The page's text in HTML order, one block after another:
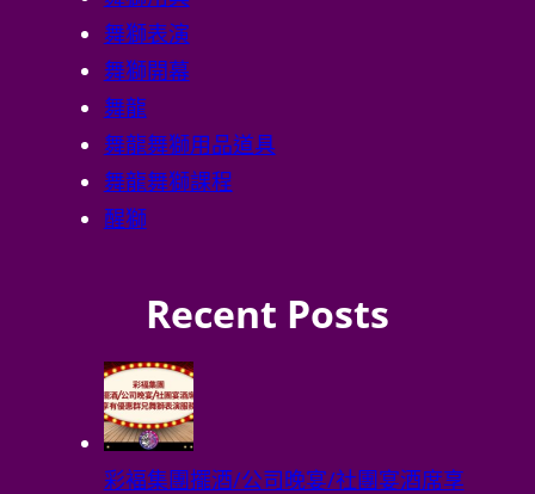
醒獅
Recent Posts
彩褔集團擺酒/公司晚宴/社
舞獅起源不能不知道 2 大獅